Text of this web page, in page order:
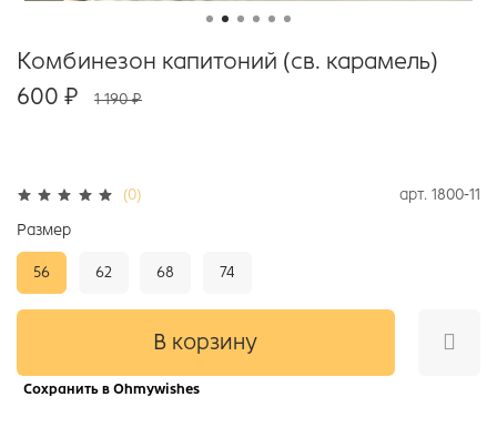
(0) арт. 1800-11
Комбинезон капитоний (св. карамель)
600 ₽
1 190 ₽
В корзину
Сохранить в Ohmywishes
Размер
56 62 68 74